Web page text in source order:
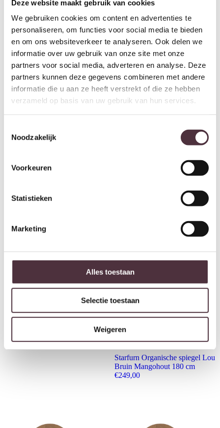
Deze website maakt gebruik van cookies
We gebruiken cookies om content en advertenties te
personaliseren, om functies voor social media te bieden
en om ons websiteverkeer te analyseren. Ook delen we
informatie over uw gebruik van onze site met onze
partners voor social media, adverteren en analyse. Deze
partners kunnen deze gegevens combineren met andere
informatie die u aan ze heeft verstrekt of die ze hebben
verzameld op basis van uw gebruik van hun services.
Noodzakelijk
Voorkeuren
Statistieken
Marketing
Alles toestaan
Selectie toestaan
Weigeren
Starfurn Organische spiegel Lou
159,00
Starfurn Organische spiegel Lou
€139,00
Starfurn Organische spiegel Lou
Zwart Mangohout 180 cm
Starfurn Organische spiegel Lou
Bruin Mangohout 55 cm
139,00
Starfurn Organische spiegel Lou
Bruin Mangohout 180 cm
€249,00